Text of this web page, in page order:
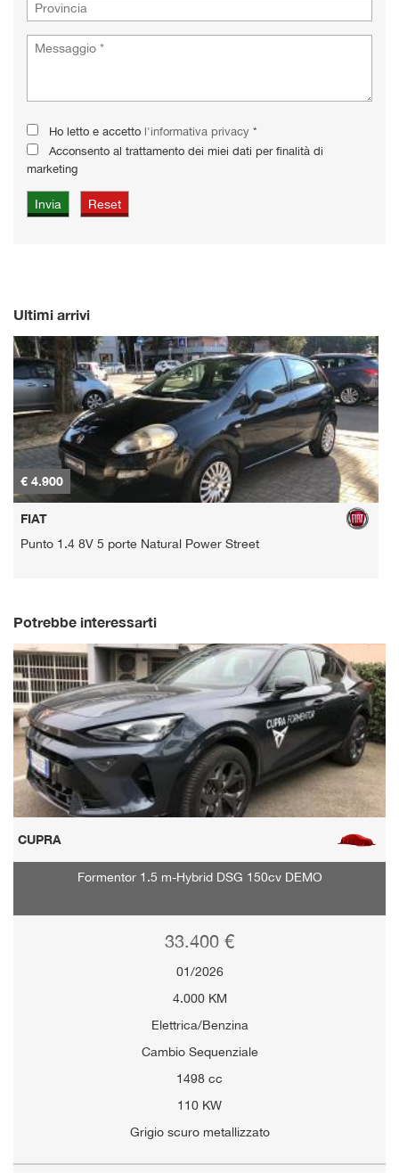
Ho letto e accetto l'informativa privacy *
Acconsento al trattamento dei miei dati per finalità di
marketing
Ultimi arrivi
€ 4.900
FIAT
Punto 1.4 8V 5 porte Natural Power Street
Potrebbe interessarti
CUPRA
Formentor 1.5 m-Hybrid DSG 150cv DEMO
33.400 €
01/2026
4.000 KM
Elettrica/Benzina
Cambio Sequenziale
1498 cc
110 KW
Grigio scuro metallizzato